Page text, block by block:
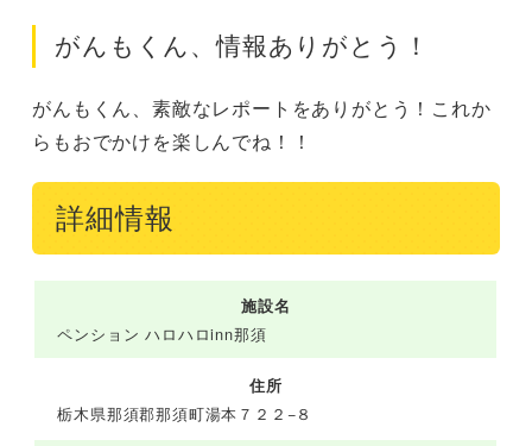
がんもくん、情報ありがとう！
がんもくん、素敵なレポートをありがとう！これか
らもおでかけを楽しんでね！！
詳細情報
施設名
ペンション ハロハロinn那須
住所
栃木県那須郡那須町湯本７２２−８